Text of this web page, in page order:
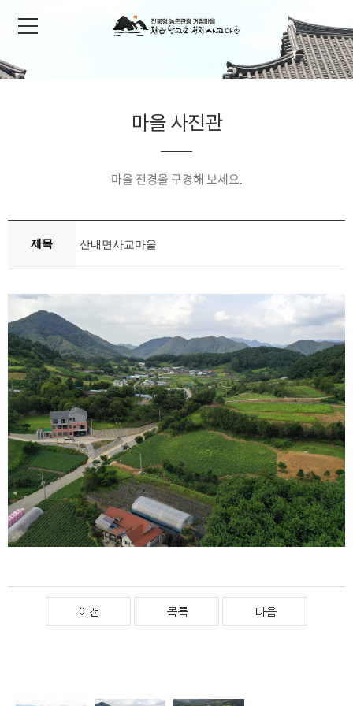
마을 사진관
마을 전경을 구경해 보세요.
제목 산내면사교마을